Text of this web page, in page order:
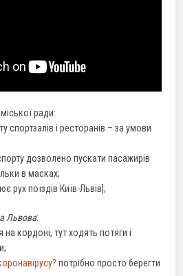
міської ради:
спортзалів і ресторанів – за умови
дозволено пускати пасажирів
в масках;
рух поїздів Київ-Львів];
Львова:
кордоні, тут ходять потяги і
потрібно просто берегти